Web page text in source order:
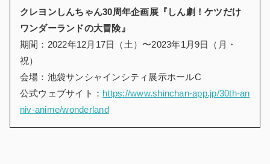
クレヨンしんちゃん30周年企画展『しん劇！ケツだけ
ワンダーランドの大冒険』
期間：2022年12月17日（土）〜2023年1月9日（月・
祝）
会場：池袋サンシャインシティ展示ホールC
公式ウェブサイト： https://www.shinchan-app.jp/30th-an
niv-anime/wonderland